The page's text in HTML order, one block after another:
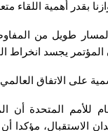
بقدر أهمية
المؤتمر يجسد
على الاتفاق
للأمم المتحدة
الاستقبال، مؤكدا